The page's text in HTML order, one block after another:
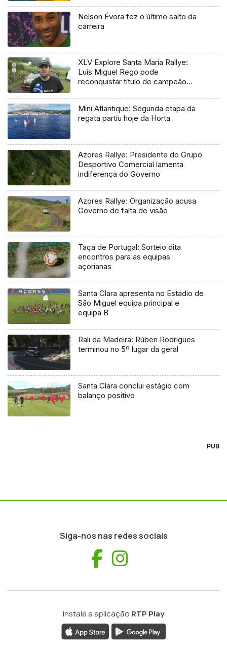
Nelson Évora fez o último salto da
carreira
XLV Explore Santa Maria Rallye:
Luís Miguel Rego pode
reconquistar título de campeão
Mini Atlantique: Segunda etapa da
regata partiu hoje da Horta
Azores Rallye: Presidente do Grupo
Desportivo Comercial lamenta
indiferença do Governo
Azores Rallye: Organização acusa
Governo de falta de visão
Taça de Portugal: Sorteio dita
encontros para as equipas
açorianas
Santa Clara apresenta no Estádio de
São Miguel equipa principal e
equipa B
Rali da Madeira: Rúben Rodrigues
terminou no 5º lugar da geral
Santa Clara conclui estágio com
balanço positivo
PUB
Siga-nos nas redes sociais
Facebook
Instale a aplicação RTP Play